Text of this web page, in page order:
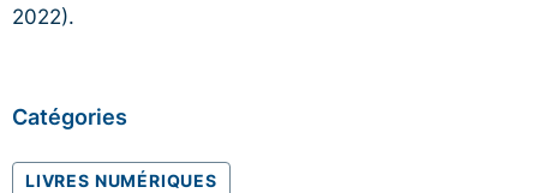
2022).
Catégories
LIVRES NUMÉRIQUES